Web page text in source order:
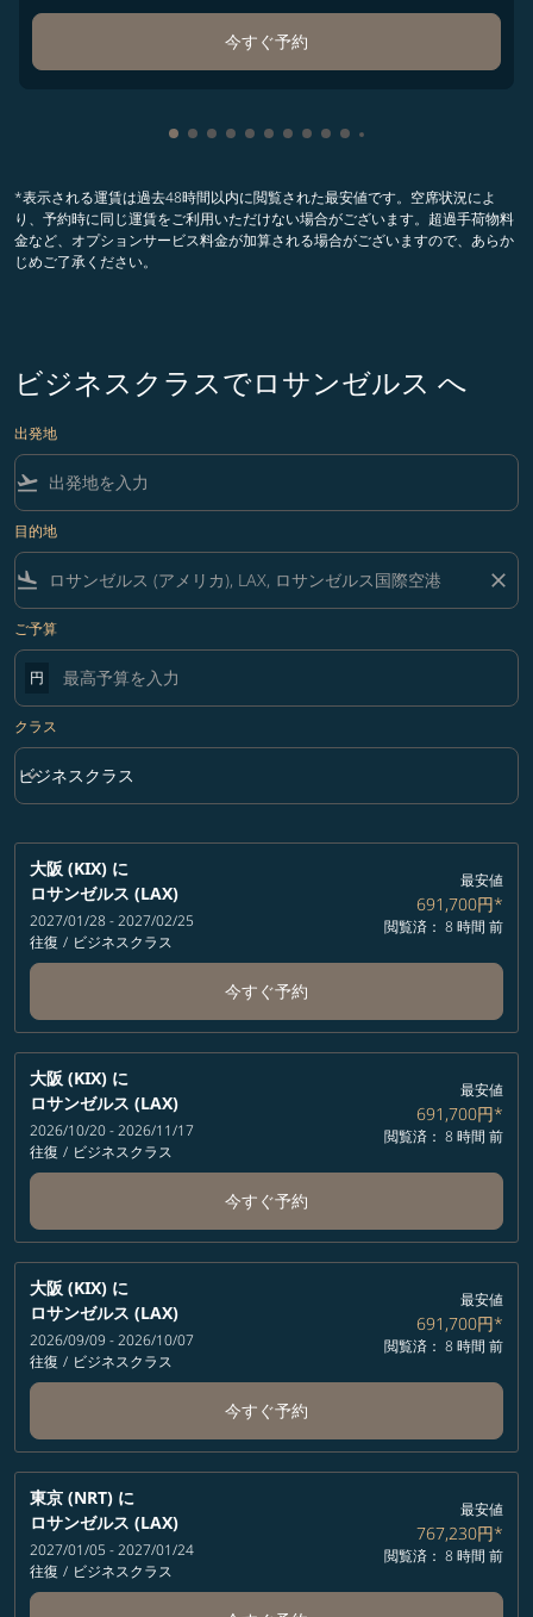
今すぐ予約
Showing cmp-pagination-showing-card
Showing cmp-pagination-showing-
Showing cmp-pagination-showing-
Showing cmp-pagination-
Showing cmp-pagination-
Showing cmp-pagination-
Showing cmp-pagination-
Showing cmp-
Showing cmp-
Showing cmp-
*表示される運賃は過去48時間以内に閲覧された最安値です。空席状況によ
り、予約時に同じ運賃をご利用いただけない場合がございます。超過手荷物料
金など、オプションサービス料金が加算される場合がございますので、あらか
じめご了承ください。
ビジネスクラスでロサンゼルス へ
出発地
flight_takeoff
目的地
flight_land close
ご予算
円
クラス
クラス option ビジネスクラス Selected
ビジネスクラス
keyboard_arrow_down
大阪 (KIX) に
ロサンゼルス (LAX)
2027/01/28 - 2027/02/25
往復 / ビジネスクラス
最安値
691,700円*
閲覧済： 8 時間 前
今すぐ予約
大阪 (KIX) に
ロサンゼルス (LAX)
2026/10/20 - 2026/11/17
往復 / ビジネスクラス
最安値
691,700円*
閲覧済： 8 時間 前
今すぐ予約
大阪 (KIX) に
ロサンゼルス (LAX)
2026/09/09 - 2026/10/07
往復 / ビジネスクラス
最安値
691,700円*
閲覧済： 8 時間 前
今すぐ予約
東京 (NRT) に
ロサンゼルス (LAX)
2027/01/05 - 2027/01/24
往復 / ビジネスクラス
最安値
767,230円*
閲覧済： 8 時間 前